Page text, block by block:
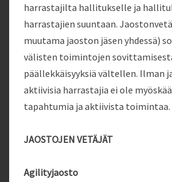
harrastajilta hallitukselle ja
harrastajien suuntaan.
muutama jaoston jäsen yhdessä)
välisten toimintojen
päällekkäisyyksiä vältellen. Ilman
aktiivisia harrastajia ei ole
tapahtumia ja aktiivista toimintaa.
JAOSTOJEN VETÄJÄT
Agilityjaosto